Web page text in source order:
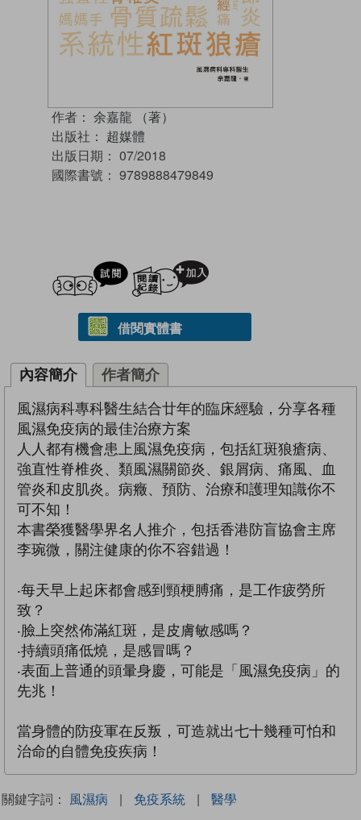
作者： 余嘉龍 （著）
出版社： 超媒體
出版日期： 07/2018
國際書號： 9789888479849
試閲
借閱實體書
內容簡介 作者簡介
風濕病科專科醫生結合廿年的臨床經驗，分享各種
風濕免疫病的最佳治療方案
人人都有機會患上風濕免疫病，包括紅斑狼瘡病、
強直性脊椎炎、類風濕關節炎、銀屑病、痛風、血
管炎和皮肌炎。病癥、預防、治療和護理知識你不
可不知！
本書榮獲醫學界名人推介，包括香港防盲協會主席
李琬微，關注健康的你不容錯過！
‧每天早上起床都會感到頸梗膊痛，是工作疲勞所
致？
‧臉上突然佈滿紅斑，是皮膚敏感嗎？
‧持續頭痛低燒，是感冒嗎？
‧表面上普通的頭暈身慶，可能是「風濕免疫病」的
先兆！
當身體的防疫軍在反叛，可造就出七十幾種可怕和
治命的自體免疫疾病！
關鍵字詞： 風濕病 | 免疫系統 | 醫學